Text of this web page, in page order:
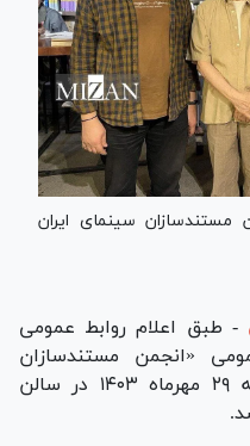
مستندسازان سینمای ایران
- طبق اعلام روابط‌ عمومی
«انجمن مستندسازان
سینمای ایران» عصر روز یکشنبه ۲۹ مهرماه ۱۴۰۳ در سالن